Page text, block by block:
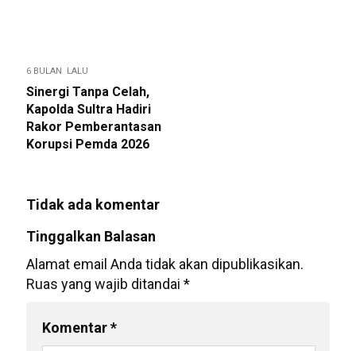
6 BULAN LALU
Sinergi Tanpa Celah,
Kapolda Sultra Hadiri
Rakor Pemberantasan
Korupsi Pemda 2026
Tidak ada komentar
Tinggalkan Balasan
Alamat email Anda tidak akan dipublikasikan.
Ruas yang wajib ditandai *
Komentar*